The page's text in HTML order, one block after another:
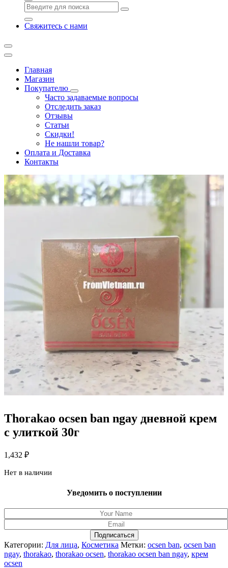
Свяжитесь с нами
Главная
Магазин
Покупателю
Часто задаваемые вопросы
Отследить заказ
Отзывы
Статьи
Скидки!
Не нашли товар?
Оплата и Доставка
Контакты
Thorakao ocsen ban ngay дневной крем
с улиткой 30г
1,432 ₽
Нет в наличии
Уведомить о поступлении
Подписаться
Категории: Для лица, Косметика Метки: ocsen ban, ocsen ban
ngay, thorakao, thorakao ocsen, thorakao ocsen ban ngay, крем
ocsen